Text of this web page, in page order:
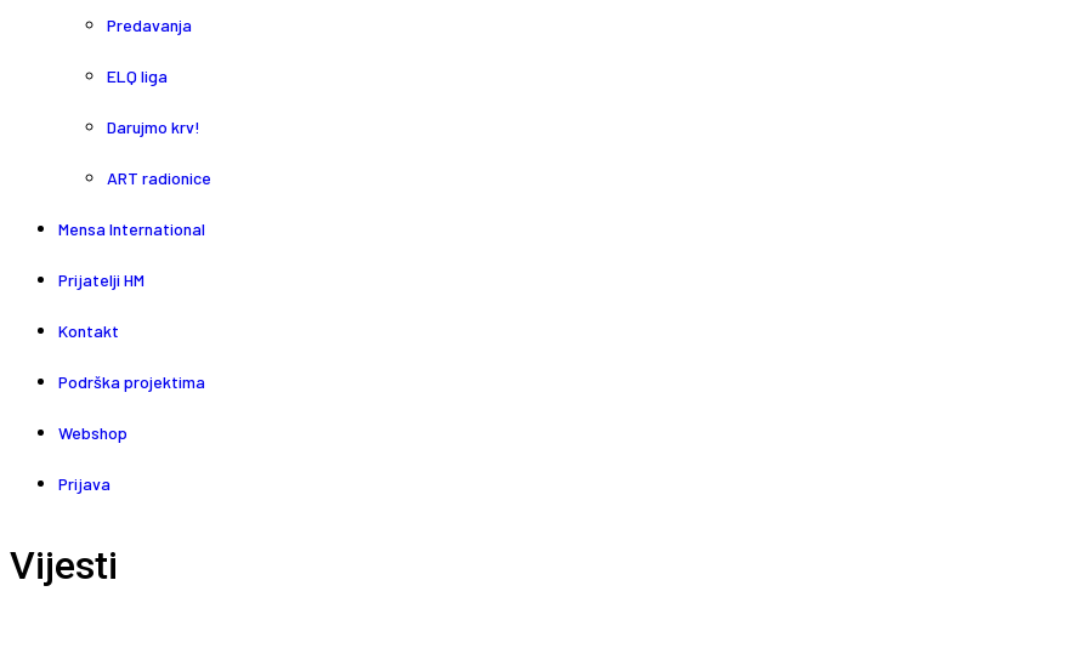
Predavanja
ELQ liga
Darujmo krv!
ART radionice
Mensa International
Prijatelji HM
Kontakt
Podrška projektima
Webshop
Prijava
Vijesti